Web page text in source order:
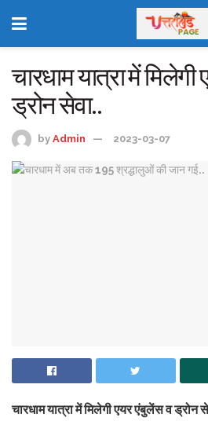
चारधाम यात्रा में
ड्रोन सेवा..
by Admin 2023-03-07
चारधाम यात्रा में मिलेगी एयर एंबुलेंस व ड्रोन